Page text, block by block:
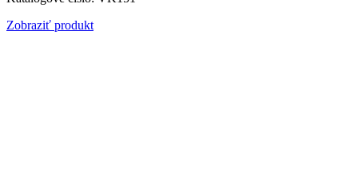
Zobraziť produkt